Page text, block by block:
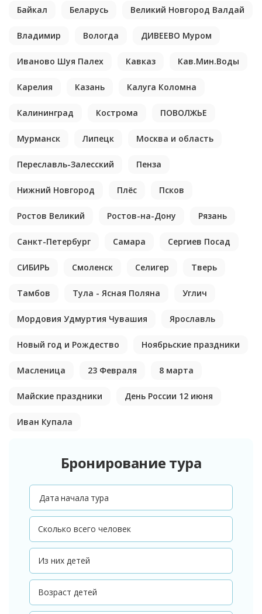
Байкал Беларусь Великий Новгород Валдай
Владимир Вологда ДИВЕЕВО Муром
Иваново Шуя Палех Кавказ Кав.Мин.Воды
Карелия Казань Калуга Коломна
Калининград Кострома ПОВОЛЖЬЕ
Мурманск Липецк Москва и область
Переславль-Залесский Пенза
Нижний Новгород Плёс Псков
Ростов Великий Ростов-на-Дону Рязань
Санкт-Петербург Самара Сергиев Посад
СИБИРЬ Смоленск Селигер Тверь
Тамбов Тула - Ясная Поляна Углич
Мордовия Удмуртия Чувашия Ярославль
Новый год и Рождество Ноябрьские праздники
Масленица 23 Февраля 8 марта
Майские праздники День России 12 июня
Иван Купала
Бронирование тура
Дата начала тура